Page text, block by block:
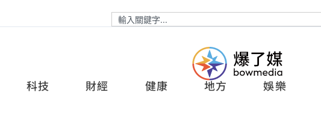
科技 財經 健康 地方 娛樂